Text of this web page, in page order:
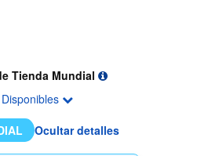
Tienda Mundial
Ocultar detalles